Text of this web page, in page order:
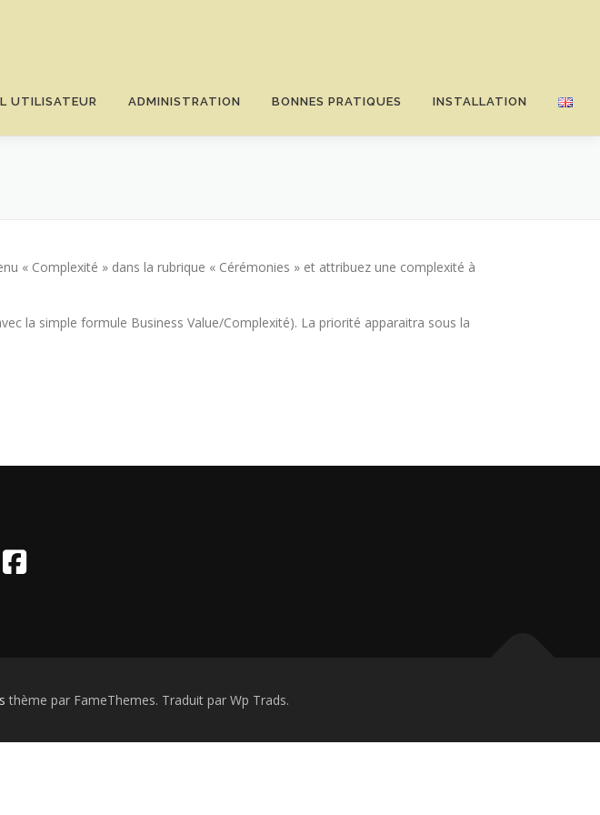
UTILISATEUR ADMINISTRATION BONNES PRATIQUES INSTALLATION
« Complexité » dans la rubrique « Cérémonies » et attribuez une complexité à
la simple formule Business Value/Complexité). La priorité apparaitra sous la
thème par FameThemes. Traduit par Wp Trads.